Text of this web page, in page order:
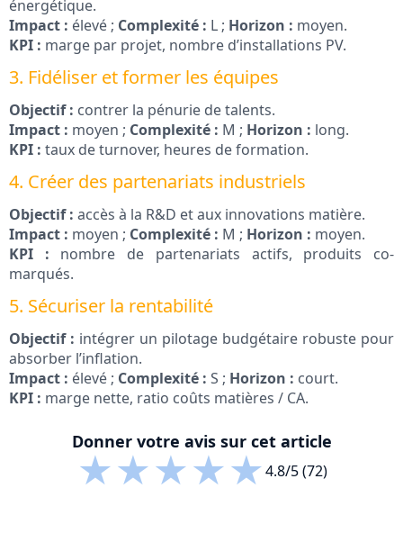
énergétique.
Impact : élevé ; Complexité : L ; Horizon : moyen.
KPI : marge par projet, nombre d’installations PV.
3. Fidéliser et former les équipes
Objectif : contrer la pénurie de talents.
Impact : moyen ; Complexité : M ; Horizon : long.
KPI : taux de turnover, heures de formation.
4. Créer des partenariats industriels
Objectif : accès à la R&D et aux innovations matière.
Impact : moyen ; Complexité : M ; Horizon : moyen.
KPI : nombre de partenariats actifs, produits co-
marqués.
5. Sécuriser la rentabilité
Objectif : intégrer un pilotage budgétaire robuste pour
absorber l’inflation.
Impact : élevé ; Complexité : S ; Horizon : court.
KPI : marge nette, ratio coûts matières / CA.
Donner votre avis sur cet article
★★★★★4.8/5 (72)